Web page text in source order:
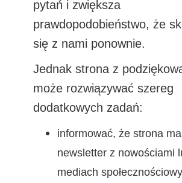
pytań i zwiększa
prawdopodobieństwo, że
się z nami ponownie.
Jednak strona z
może rozwiązywać szereg
dodatkowych zadań:
informować, że strona
newsletter z nowościami
mediach